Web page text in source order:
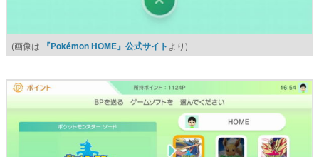
(画像は 『Pokémon HOME』公式サイト より)